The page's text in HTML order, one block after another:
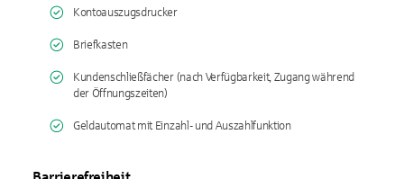
Kontoauszugsdrucker
Briefkasten
Kundenschließfächer (nach Verfügbarkeit, Zugang während
der Öffnungszeiten)
Geldautomat mit Einzahl- und Auszahlfunktion